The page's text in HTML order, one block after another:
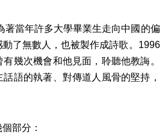
著當年許多大學畢業生走向中國的偏
了無數人，也被製作成詩歌。1996
幾次機會和他見面，聆聽他教誨。
語的執著、對傳道人風骨的堅持，
部分：